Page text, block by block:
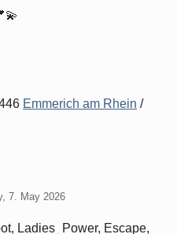
Emmerich am Rhein /
7. May 2026